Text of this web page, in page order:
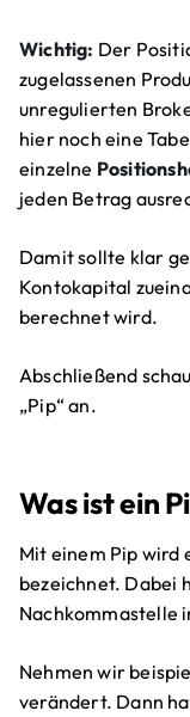
Wichtig: Der
zugelassenen
unregulierten
hier noch eine
einzelne
jeden Betrag
Damit sollte klar
Kontokapital
berechnet wird.
Abschließend
„Pip“ an.
Was ist ein
Mit einem Pip wird
bezeichnet. Dabei
Nachkommastelle
Nehmen wir
verändert. Dann